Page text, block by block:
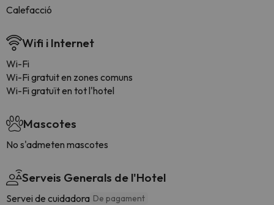
Calefacció
Wifi i Internet
Wi-Fi
Wi-Fi gratuit en zones comuns
Wi-Fi gratuït en tot l'hotel
Mascotes
No s'admeten mascotes
Serveis Generals de l'Hotel
Servei de cuidadora De pagament